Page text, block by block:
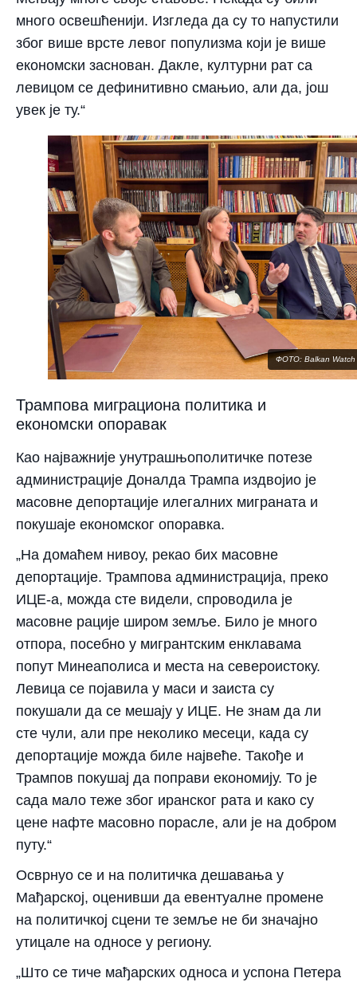
много освешћенији. Изгледа да су то напустили
због више врсте левог популизма који је више
економски заснован. Дакле, културни рат са
левицом се дефинитивно смањио, али да, још
увек је ту.“
ФОТО: Balkan Watch
Трампова миграциона политика и
економски опоравак
Као најважније унутрашњополитичке потезе
администрације Доналда Трампа издвојио је
масовне депортације илегалних миграната и
покушаје економског опоравка.
„На домаћем нивоу, рекао бих масовне
депортације. Трампова администрација, преко
ИЦЕ-а, можда сте видели, спроводила је
масовне рације широм земље. Било је много
отпора, посебно у мигрантским енклавама
попут Минеаполиса и места на североистоку.
Левица се појавила у маси и заиста су
покушали да се мешају у ИЦЕ. Не знам да ли
сте чули, али пре неколико месеци, када су
депортације можда биле највеће. Такође и
Трампов покушај да поправи економију. То је
сада мало теже због иранског рата и како су
цене нафте масовно порасле, али је на добром
путу.“
Осврнуо се и на политичка дешавања у
Мађарској, оценивши да евентуалне промене
на политичкој сцени те земље не би значајно
утицале на односе у региону.
„Што се тиче мађарских односа и успона Петера